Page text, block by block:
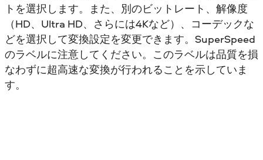
トを選択します。また、別のビットレート、解像度
（HD、Ultra HD、さらには4Kなど）、コーデックな
どを選択して変換設定を変更できます。SuperSpeed
のラベルに注意してください。このラベルは品質を損
なわずに超高速な変換が行われることを示していま
す。